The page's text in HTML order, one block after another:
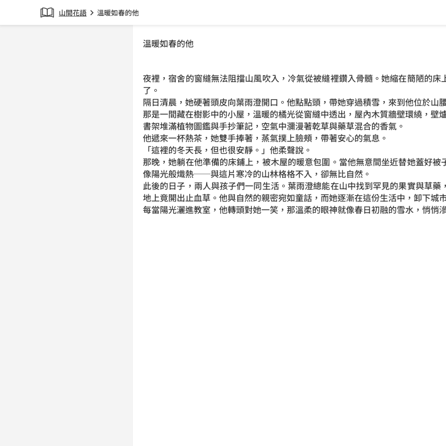
山間花語 chevron_right 溫暖如春的他
溫暖如春的他
夜裡，宿舍的窗縫無法阻擋山風吹入，冷氣從被縫裡鑽入骨髓。她縮在簡陋的床
了。
隔日清晨，她硬著頭皮向葉雨澄開口。他點點頭，帶她穿過積雪，來到他位於山
那是一間藏在樹影中的小屋，溫暖的橘光從窗縫中透出，屋內木質牆壁環繞，壁
書架堆滿植物圖鑑與手抄筆記，空氣中瀰漫著乾草與藥草混合的香氣。
他遞來一杯熱茶，她雙手捧著，蒸氣撲上臉頰，帶著安心的氣息。
「這裡的冬天長，但也很安靜。」他柔聲說。
那晚，她躺在他準備的床鋪上，被木屋的暖意包圍。當他無意間坐近替她蓋好被
像陽光般熾熱──與這片寒冷的山林格格不入，卻無比自然。
此後的日子，兩人與孩子們一同生活。葉雨澄總能在山中找到罕見的果實與草藥
地上竟開出止血草。他與自然的親密宛如童話，而她逐漸在這份生活中，卸下城
每當陽光灑進教室，他轉頭對她一笑，那溫柔的眼神就像春日初融的雪水，悄悄